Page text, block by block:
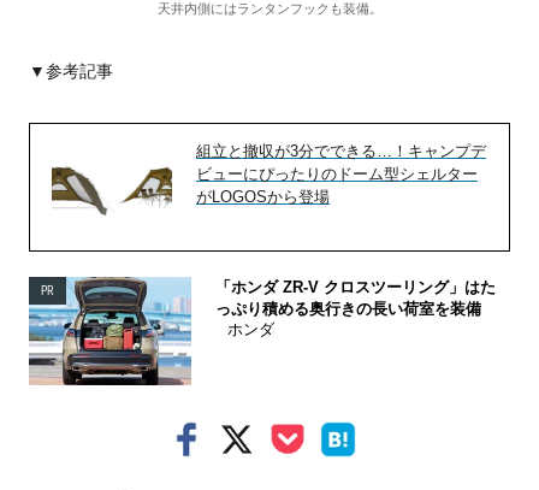
天井内側にはランタンフックも装備。
▼参考記事
組立と撤収が3分でできる…！キャンプデ
ビューにぴったりのドーム型シェルター
がLOGOSから登場
PR
「ホンダ ZR-V クロスツーリング」はた
っぷり積める奥行きの長い荷室を装備
ホンダ